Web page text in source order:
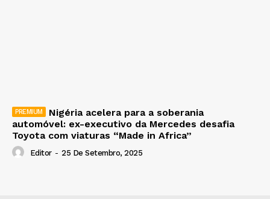
Nigéria acelera para a soberania
automóvel: ex-executivo da Mercedes desafia
Toyota com viaturas “Made in Africa”
Editor - 25 De Setembro, 2025